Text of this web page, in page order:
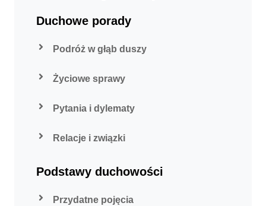
Duchowe porady
Podróż w głąb duszy
Życiowe sprawy
Pytania i dylematy
Relacje i związki
Podstawy duchowości
Przydatne pojęcia